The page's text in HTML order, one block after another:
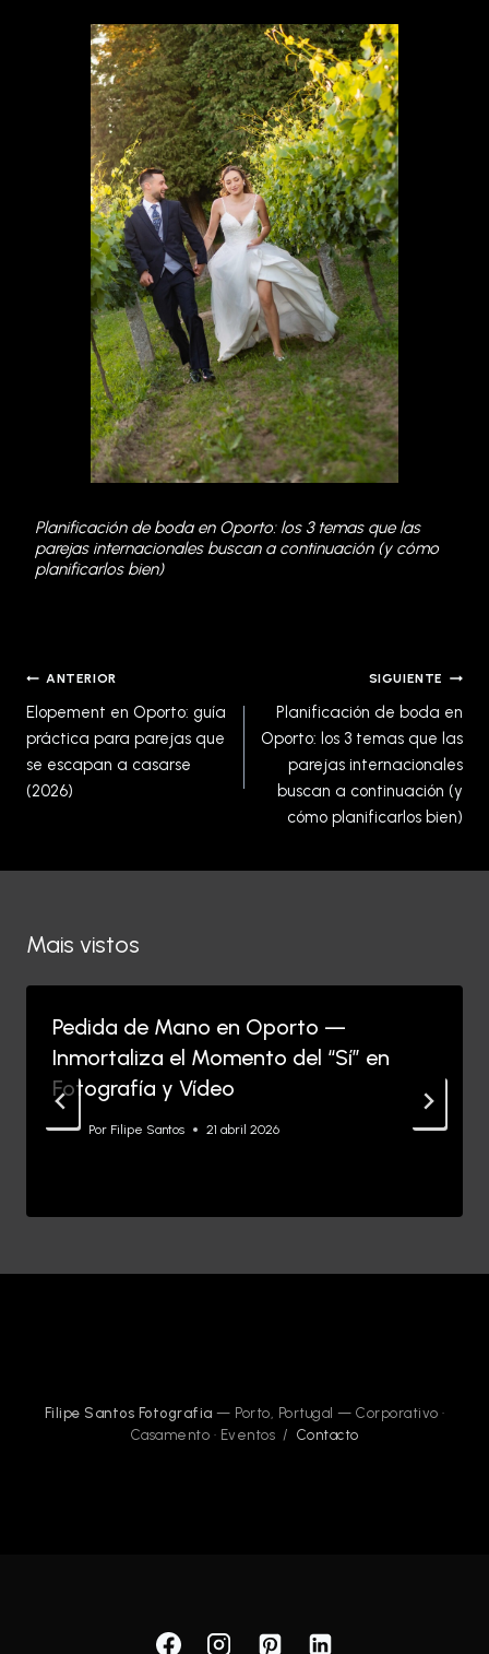
Planificación de boda en Oporto: los 3 temas que las
parejas internacionales buscan a continuación (y cómo
planificarlos bien)
Navegación
de
entradas
ANTERIOR
Elopement en Oporto: guía
práctica para parejas que
se escapan a casarse
(2026)
SIGUIENTE
Planificación de boda en
Oporto: los 3 temas que las
parejas internacionales
buscan a continuación (y
cómo planificarlos bien)
Mais vistos
Pedida de Mano en Oporto —
Inmortaliza el Momento del “Sí” en
Fotografía y Vídeo
Por Filipe Santos 21 abril 2026
Filipe Santos Fotografia — Porto, Portugal — Corporativo ·
Casamento · Eventos / Contacto